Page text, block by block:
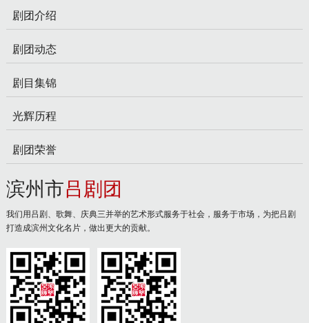
剧团介绍
剧团动态
剧目集锦
光辉历程
剧团荣誉
滨州市吕剧团
我们用吕剧、歌舞、庆典三并举的艺术形式服务于社会，服务于市场，为把吕剧
打造成滨州文化名片，做出更大的贡献。